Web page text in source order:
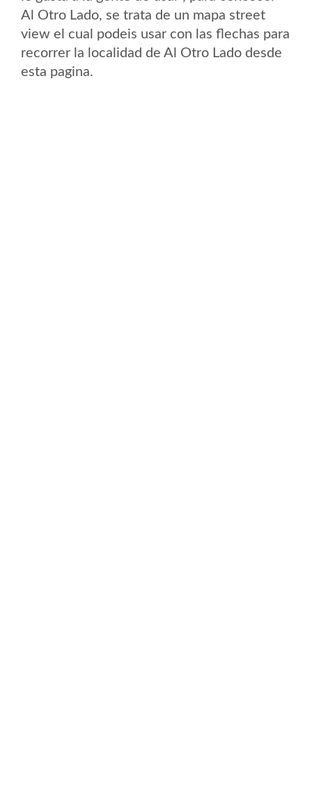
Al Otro Lado, se trata de un mapa street
view el cual podeis usar con las flechas para
recorrer la localidad de Al Otro Lado desde
esta pagina.